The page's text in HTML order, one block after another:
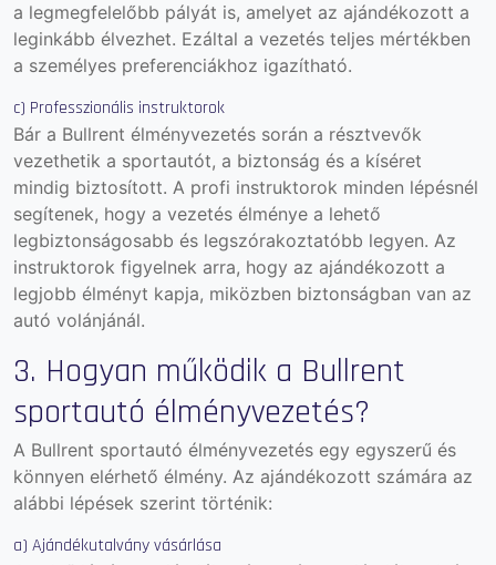
a legmegfelelőbb pályát is, amelyet az ajándékozott a
leginkább élvezhet. Ezáltal a vezetés teljes mértékben
a személyes preferenciákhoz igazítható.
c) Professzionális instruktorok
Bár a Bullrent élményvezetés során a résztvevők
vezethetik a sportautót, a biztonság és a kíséret
mindig biztosított. A profi instruktorok minden lépésnél
segítenek, hogy a vezetés élménye a lehető
legbiztonságosabb és legszórakoztatóbb legyen. Az
instruktorok figyelnek arra, hogy az ajándékozott a
legjobb élményt kapja, miközben biztonságban van az
autó volánjánál.
3. Hogyan működik a Bullrent
sportautó élményvezetés?
A Bullrent sportautó élményvezetés egy egyszerű és
könnyen elérhető élmény. Az ajándékozott számára az
alábbi lépések szerint történik:
a) Ajándékutalvány vásárlása